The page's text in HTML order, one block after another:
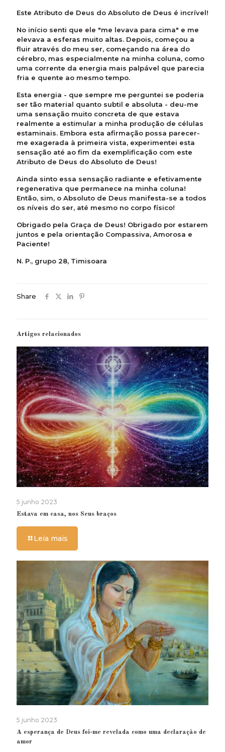
Este Atributo de Deus do Absoluto de Deus é incrível!
No início senti que ele "me levava para cima" e me
elevava a esferas muito altas. Depois, começou a
fluir através do meu ser, começando na área do
cérebro, mas especialmente na minha coluna, como
uma corrente da energia mais palpável que parecia
fria e quente ao mesmo tempo.
Esta energia - que sempre me perguntei se poderia
ser tão material quanto subtil e absoluta - deu-me
uma sensação muito concreta de que estava
realmente a estimular a minha produção de células
estaminais. Embora esta afirmação possa parecer-
me exagerada à primeira vista, experimentei esta
sensação até ao fim da exemplificação com este
Atributo de Deus do Absoluto de Deus!
Ainda sinto essa sensação radiante e efetivamente
regenerativa que permanece na minha coluna!
Então, sim, o Absoluto de Deus manifesta-se a todos
os níveis do ser, até mesmo no corpo físico!
Obrigado pela Graça de Deus! Obrigado por estarem
juntos e pela orientação Compassiva, Amorosa e
Paciente!
N. P., grupo 28, Timisoara
Share
Artigos relacionados
5 junho 2023
Estava em casa, nos Seus braços
Leia mais
5 junho 2023
A esperança de Deus foi-me revelada como uma declaração de
amor